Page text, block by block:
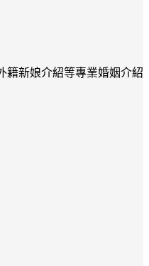
籍新娘介紹等專業婚姻介紹